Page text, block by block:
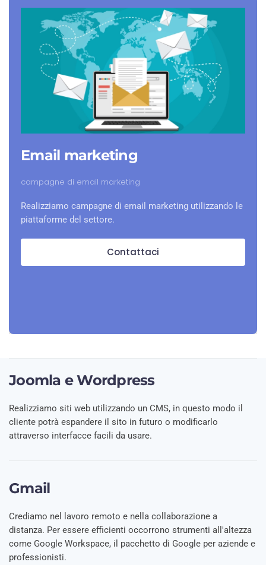
Email marketing
campagne di email marketing
Realizziamo campagne di email marketing utilizzando le
piattaforme del settore.
Contattaci
Joomla e Wordpress
Realizziamo siti web utilizzando un CMS, in questo modo il
cliente potrà espandere il sito in futuro o modificarlo
attraverso interfacce facili da usare.
Gmail
Crediamo nel lavoro remoto e nella collaborazione a
distanza. Per essere efficienti occorrono strumenti all'altezza
come Google Workspace, il pacchetto di Google per aziende e
professionisti.